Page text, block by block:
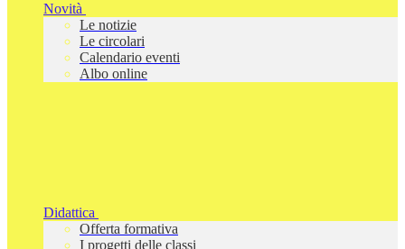
Novità
Le notizie
Le circolari
Calendario eventi
Albo online
Didattica
Offerta formativa
I progetti delle classi